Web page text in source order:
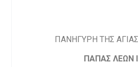
ΠΑΝΗΓΥΡΗ ΤΗΣ
ΠΑΠΑΣ ΛΕΩΝ